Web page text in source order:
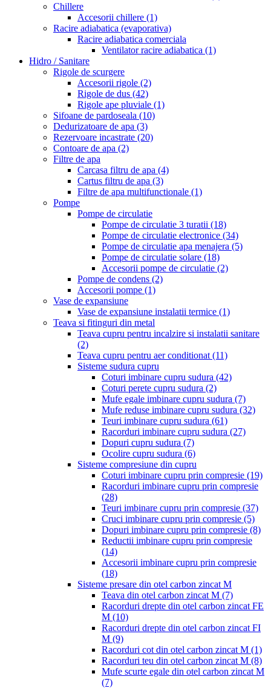
Chillere
Accesorii chillere (1)
Racire adiabatica (evaporativa)
Racire adiabatica comerciala
Ventilator racire adiabatica (1)
Hidro / Sanitare
Rigole de scurgere
Accesorii rigole (2)
Rigole de dus (42)
Rigole ape pluviale (1)
Sifoane de pardoseala (10)
Dedurizatoare de apa (3)
Rezervoare incastrate (20)
Contoare de apa (2)
Filtre de apa
Carcasa filtru de apa (4)
Cartus filtru de apa (3)
Filtre de apa multifunctionale (1)
Pompe
Pompe de circulatie
Pompe de circulatie 3 turatii (18)
Pompe de circulatie electronice (34)
Pompe de circulatie apa menajera (5)
Pompe de circulatie solare (18)
Accesorii pompe de circulatie (2)
Pompe de condens (2)
Accesorii pompe (1)
Vase de expansiune
Vase de expansiune instalatii termice (1)
Teava si fitinguri din metal
Teava cupru pentru incalzire si instalatii sanitare
(2)
Teava cupru pentru aer conditionat (11)
Sisteme sudura cupru
Coturi imbinare cupru sudura (42)
Coturi perete cupru sudura (2)
Mufe egale imbinare cupru sudura (7)
Mufe reduse imbinare cupru sudura (32)
Teuri imbinare cupru sudura (61)
Racorduri imbinare cupru sudura (27)
Dopuri cupru sudura (7)
Ocolire cupru sudura (6)
Sisteme compresiune din cupru
Coturi imbinare cupru prin compresie (19)
Racorduri imbinare cupru prin compresie
(28)
Teuri imbinare cupru prin compresie (37)
Cruci imbinare cupru prin compresie (5)
Dopuri imbinare cupru prin compresie (8)
Reductii imbinare cupru prin compresie
(14)
Accesorii imbinare cupru prin compresie
(18)
Sisteme presare din otel carbon zincat M
Teava din otel carbon zincat M (7)
Racorduri drepte din otel carbon zincat FE
M (10)
Racorduri drepte din otel carbon zincat FI
M (9)
Racorduri cot din otel carbon zincat M (1)
Racorduri teu din otel carbon zincat M (8)
Mufe scurte egale din otel carbon zincat M
(7)